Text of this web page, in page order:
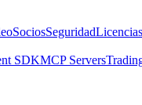
SociosSeguridadLicencias
SDKMCP Servers